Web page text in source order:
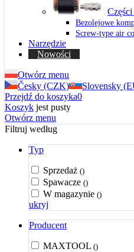
Bezolejowe
Screw-type air
Narzędzie
Nowości
Otwórz menu
Česky (CZK)
Slovensky
Przejdź do koszyka0
Koszyk jest pusty
Otwórz menu
Filtruj według
Typ
Sprzedaż ()
Spawacze ()
W magazynie ()
ukryj
Producent
MAXTOOL ()